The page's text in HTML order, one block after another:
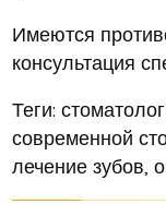
Имеются
консультация
Теги:
современной
лечение зубов,